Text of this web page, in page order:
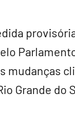
mudanças
Grande do